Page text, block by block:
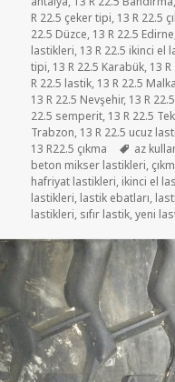
R 22.5 çeker tipi, 13 R 22.5
22.5 Düzce, 13 R 22.5 Edirne
lastikleri, 13 R 22.5 ikinci el
tipi, 13 R 22.5 Karabük, 13
R 22.5 lastik, 13 R 22.5
13 R 22.5 Nevşehir, 13 R
22.5 semperit, 13 R 22.5
Trabzon, 13 R 22.5 ucuz
13 R22.5 çıkma
Etiketler
az
beton mikser lastikleri,
hafriyat lastikleri, ikinci el
lastikleri, lastik ebatları,
lastikleri, sıfır lastik,yeni